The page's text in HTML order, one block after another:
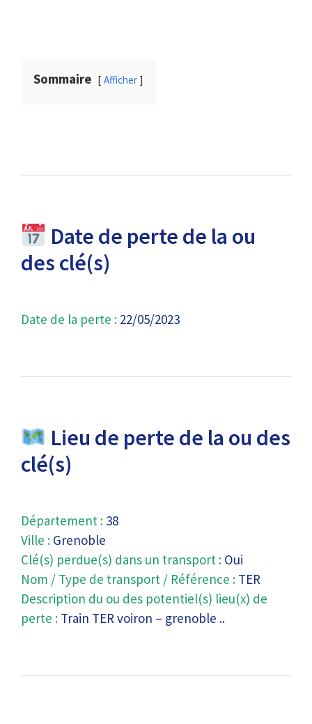
Sommaire Afficher
Date de perte de la ou
des clé(s)
Date de la perte : 22/05/2023
Lieu de perte de la ou des
clé(s)
Département : 38
Ville : Grenoble
Clé(s) perdue(s) dans un transport : Oui
Nom / Type de transport / Référence : TER
Description du ou des potentiel(s) lieu(x) de
perte : Train TER voiron – grenoble ..